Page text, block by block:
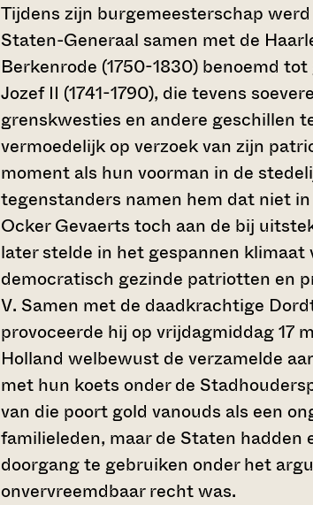
Tijdens zijn burgemeesterschap
Staten-Generaal samen met de
Berkenrode (1750-1830) benoemd
Jozef II (1741-1790), die tevens
grenskwesties en andere geschillen
vermoedelijk op verzoek van zijn
moment als hun voorman in de
tegenstanders namen hem dat niet
Ocker Gevaerts toch aan de bij
later stelde in het gespannen
democratisch gezinde patriotten en
V. Samen met de daadkrachtige
provoceerde hij op vrijdagmiddag 17
Holland welbewust de verzamelde
met hun koets onder de
van die poort gold vanouds als een
familieleden, maar de Staten hadden
doorgang te gebruiken onder het
onvervreemdbaar recht was.